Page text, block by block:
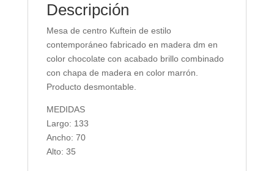
Descripción
Mesa de centro Kuftein de estilo
contemporáneo fabricado en madera dm en
color chocolate con acabado brillo combinado
con chapa de madera en color marrón.
Producto desmontable.
MEDIDAS
Largo: 133
Ancho: 70
Alto: 35